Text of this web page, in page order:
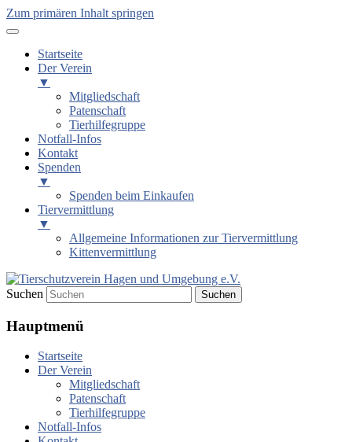
Zum primären Inhalt springen
Startseite
Der Verein
▼
Mitgliedschaft
Patenschaft
Tierhilfegruppe
Notfall-Infos
Kontakt
Spenden
▼
Spenden beim Einkaufen
Tiervermittlung
▼
Allgemeine Informationen zur Tiervermittlung
Kittenvermittlung
Tierschutzverein Hagen und
Umgebung e.V.
Suchen
Hauptmenü
Startseite
Der Verein
Mitgliedschaft
Patenschaft
Tierhilfegruppe
Notfall-Infos